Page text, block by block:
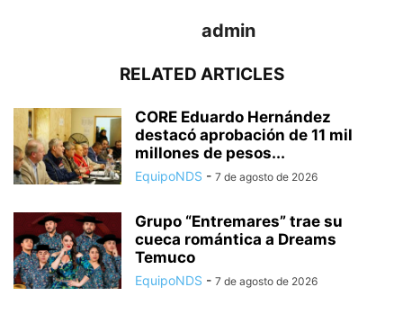
admin
RELATED ARTICLES
CORE Eduardo Hernández
destacó aprobación de 11 mil
millones de pesos...
EquipoNDS - 7 de agosto de 2026
Grupo “Entremares” trae su
cueca romántica a Dreams
Temuco
EquipoNDS - 7 de agosto de 2026